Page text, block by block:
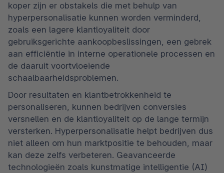
koper zijn er obstakels die met behulp van
hyperpersonalisatie kunnen worden verminderd,
zoals een lagere klantloyaliteit door
gebruiksgerichte aankoopbeslissingen, een gebrek
aan efficiëntie in interne operationele processen en
de daaruit voortvloeiende
schaalbaarheidsproblemen.
Door resultaten en klantbetrokkenheid te
personaliseren, kunnen bedrijven conversies
versnellen en de klantloyaliteit op de lange termijn
versterken. Hyperpersonalisatie helpt bedrijven dus
niet alleen om hun marktpositie te behouden, maar
kan deze zelfs verbeteren. Geavanceerde
technologieën zoals kunstmatige intelligentie (AI)